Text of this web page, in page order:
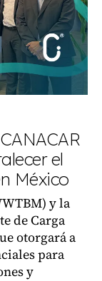
el
México
y la
de Carga
otorgará a
para
y